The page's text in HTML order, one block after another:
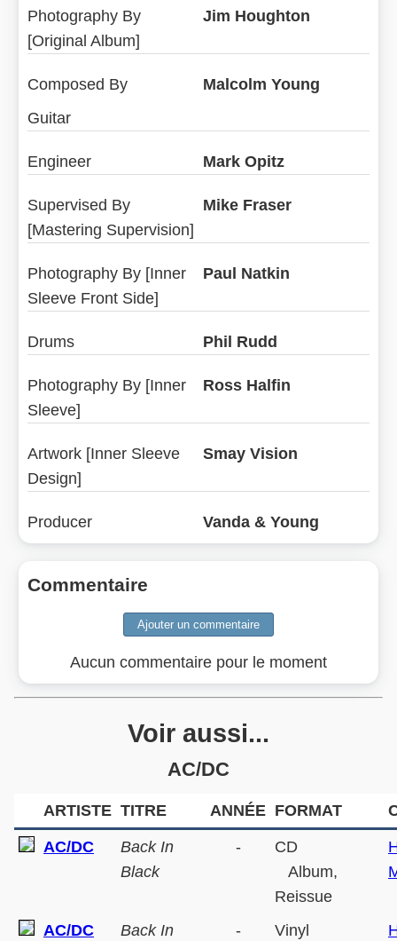
Photography By
[Original Album]
Jim Houghton
Composed By
Guitar
Malcolm Young
Engineer Mark Opitz
Supervised By
[Mastering Supervision]
Mike Fraser
Photography By [Inner
Sleeve Front Side]
Paul Natkin
Drums Phil Rudd
Photography By [Inner
Sleeve]
Ross Halfin
Artwork [Inner Sleeve
Design]
Smay Vision
Producer Vanda & Young
Commentaire
Aucun commentaire pour le moment
Voir aussi...
AC/DC
ARTISTE TITRE ANNÉE FORMAT
AC/DC
Back In
Black
-
CD
Album,
Reissue
AC/DC
Back In
-
Vinyl